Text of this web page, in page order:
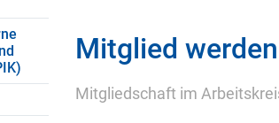
Mitglied werden
Mitgliedschaft im